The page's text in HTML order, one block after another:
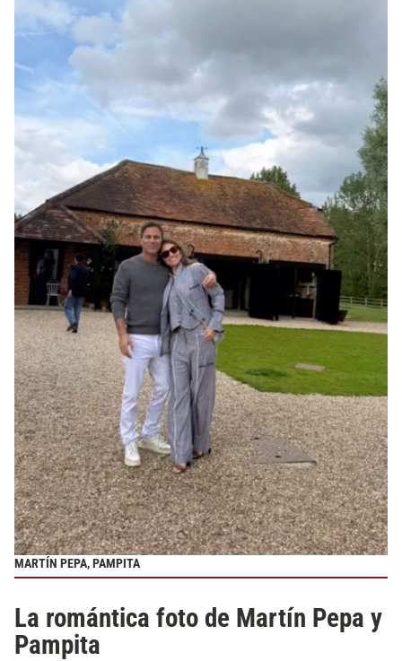
MARTÍN PEPA, PAMPITA
La romántica foto de Martín Pepa y
Pampita